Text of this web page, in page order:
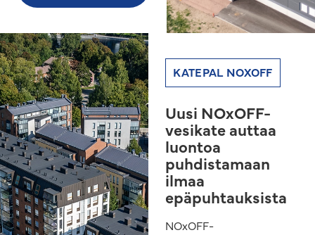
KATEPAL NOXOFF
Uusi NOxOFF-
vesikate auttaa
luontoa
puhdistamaan
ilmaa
epäpuhtauksista
NOxOFF-